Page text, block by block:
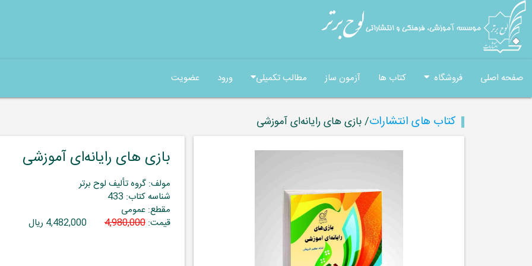
صفحه اصلی فروشگاه کتاب ها آزمون ساز مطالب تکمیلی ورود عضویت
کتاب های انتشارات/ بازی های رایانه‌ای آموزشی
بازی های رایانه‌ای آموزشی
مولف: گروه تألیف لوح برتر
شناسه کتاب: 433
مقطع: عمومی
قیمت:4,980,000 4,482,000 ریال